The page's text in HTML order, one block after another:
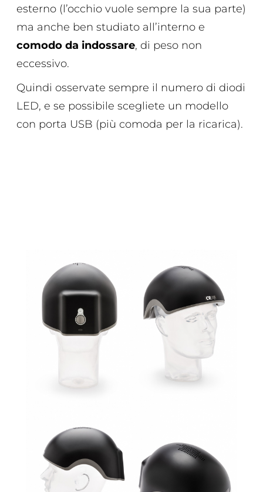
esterno (l’occhio vuole sempre la sua parte)
ma anche ben studiato all’interno e
comodo da indossare, di peso non
eccessivo.
Quindi osservate sempre il numero di diodi
LED, e se possibile scegliete un modello
con porta USB (più comoda per la ricarica).